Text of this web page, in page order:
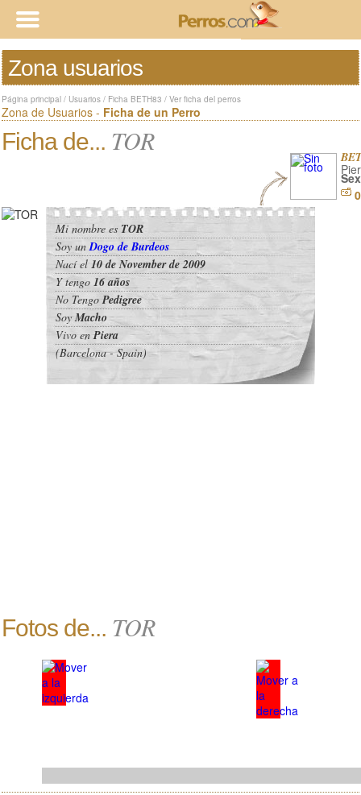
Zona usuarios
Página principal / Usuarios / Ficha BETH83 / Ver ficha del perros
Zona de Usuarios - Ficha de un Perro
Ficha de... TOR
Mi nombre es TOR
Soy unDogo de Burdeos
Nací el 10 de November de 2009
Y tengo 16 años
No TengoPedigree
SoyMacho
Vivo enPiera
(Barcelona - Spain)
Fotos de... TOR